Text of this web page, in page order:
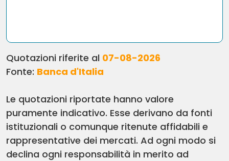
Quotazioni riferite al 07-08-2026
Fonte: Banca d'Italia
Le quotazioni riportate hanno valore
puramente indicativo. Esse derivano da fonti
istituzionali o comunque ritenute affidabili e
rappresentative dei mercati. Ad ogni modo si
declina ogni responsabilità in merito ad